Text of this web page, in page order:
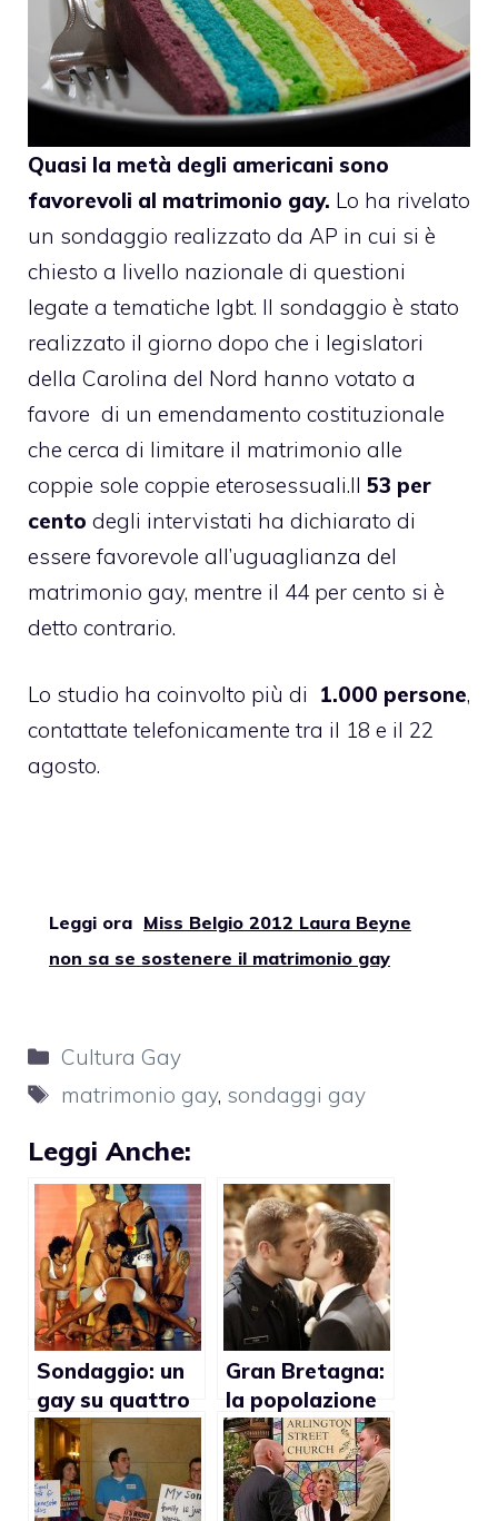
Quasi la metà degli americani sono
favorevoli al matrimonio gay. Lo ha rivelato
un sondaggio realizzato da AP in cui si è
chiesto a livello nazionale di questioni
legate a tematiche lgbt. Il sondaggio è stato
realizzato il giorno dopo che i legislatori
della Carolina del Nord hanno votato a
favore di un emendamento costituzionale
che cerca di limitare il matrimonio alle
coppie sole coppie eterosessuali.Il 53 per
cento degli intervistati ha dichiarato di
essere favorevole all’uguaglianza del
matrimonio gay, mentre il 44 per cento si è
detto contrario.
Lo studio ha coinvolto più di 1.000 persone,
contattate telefonicamente tra il 18 e il 22
agosto.
Leggi ora Miss Belgio 2012 Laura Beyne
non sa se sostenere il matrimonio gay
Categorie
Cultura Gay
Tag
matrimonio gay, sondaggi gay
Leggi Anche:
Sondaggio: un
gay su quattro
guarda almeno
un film porno al
giorno
Gran Bretagna:
la popolazione
è contro il
matrimonio e le
adozioni gay